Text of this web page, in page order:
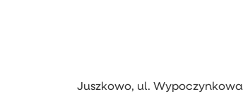
Juszkowo, ul. Wypoczynkowa